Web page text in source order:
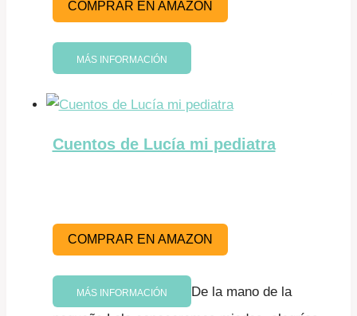
COMPRAR EN AMAZON
MÁS INFORMACIÓN
Cuentos de Lucía mi pediatra
COMPRAR EN AMAZON
MÁS INFORMACIÓN
De la mano de la